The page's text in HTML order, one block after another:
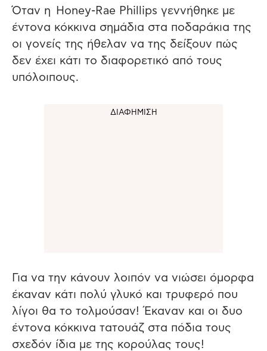
Όταν η Honey-Rae Phillips γεννήθηκε με
έντονα κόκκινα σημάδια στα ποδαράκια της
οι γονείς της ήθελαν να της δείξουν πώς
δεν έχει κάτι το διαφορετικό από τους
υπόλοιπους.
Για να την κάνουν λοιπόν να νιώσει όμορφα
έκαναν κάτι πολύ γλυκό και τρυφερό που
λίγοι θα το τολμούσαν! Έκαναν και οι δυο
έντονα κόκκινα τατουάζ στα πόδια τους
σχεδόν ίδια με της κορούλας τους!